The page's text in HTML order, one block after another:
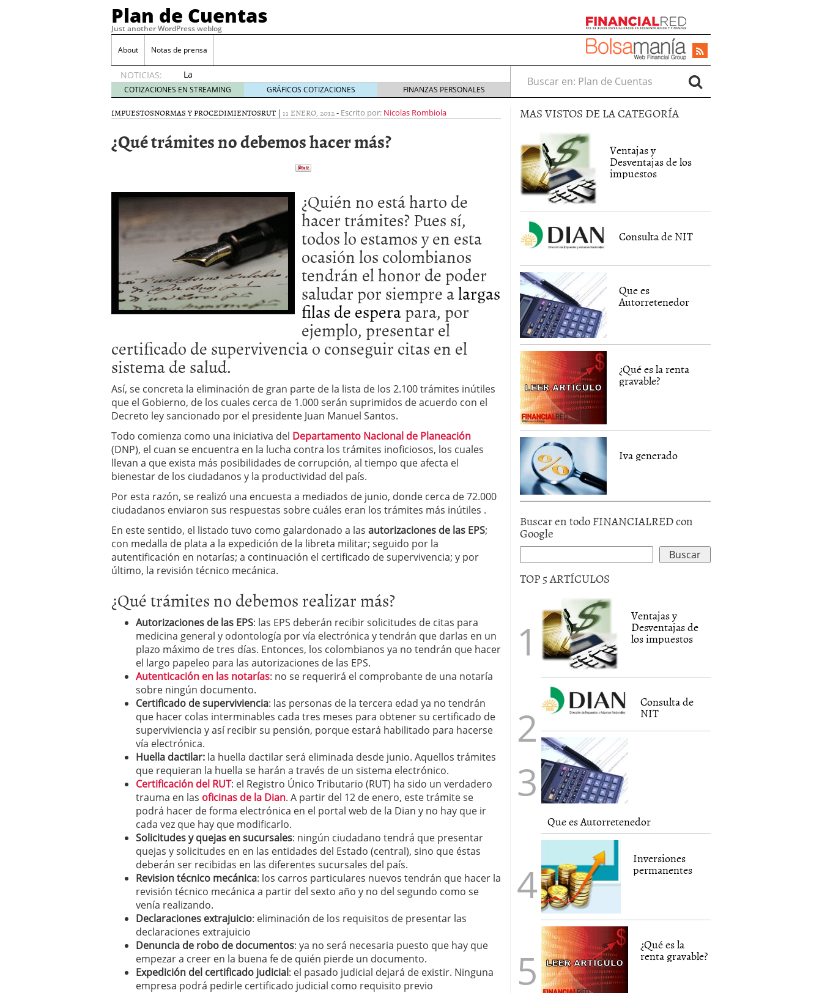
Plan de Cuentas
Just another WordPress weblog
About Notas de prensa
NOTICIAS:
La
elección
del
mejor
es tuya
septiembre
Ventajas de las Tarjetas de Crédito en Colombia
¿Qué es el análisis financiero?
junio 11, 2013
¿Quién debe firmar un acta de asamblea? mayo 30, 2013
COTIZACIONES EN STREAMING GRÁFICOS COTIZACIONES FINANZAS PERSONALES
Buscar en:
IMPUESTOSNORMAS Y PROCEDIMIENTOSRUT | 11 ENERO, 2012- Escrito por: Nicolas Rombiola
¿Qué trámites no debemos hacer más?
¿Quién no está harto de
hacer trámites? Pues sí,
todos lo estamos y en esta
ocasión los colombianos
tendrán el honor de poder
saludar por siempre alargas
filas de esperapara, por
ejemplo, presentar el
certificado de supervivencia o conseguir citas en el
sistema de salud.
Así, se concreta la eliminación de gran parte de la lista de los 2.100 trámites inútiles
que el Gobierno, de los cuales cerca de 1.000 serán suprimidos de acuerdo con el
Decreto ley sancionado por el presidente Juan Manuel Santos.
Todo comienza como una iniciativa del Departamento Nacional de Planeación
(DNP), el cuan se encuentra en la lucha contra los trámites inoficiosos, los cuales
llevan a que exista más posibilidades de corrupción, al tiempo que afecta el
bienestar de los ciudadanos y la productividad del país.
Por esta razón, se realizó una encuesta a mediados de junio, donde cerca de 72.000
ciudadanos enviaron sus respuestas sobre cuáles eran los trámites más inútiles .
En este sentido, el listado tuvo como galardonado a las autorizaciones de las EPS;
con medalla de plata a la expedición de la libreta militar; seguido por la
autentificación en notarías; a continuación el certificado de supervivencia; y por
último, la revisión técnico mecánica.
¿Qué trámites no debemos realizar más?
Autorizaciones de las EPS: las EPS deberán recibir solicitudes de citas para
medicina general y odontología por vía electrónica y tendrán que darlas en un
plazo máximo de tres días. Entonces, los colombianos ya no tendrán que hacer
el largo papeleo para las autorizaciones de las EPS.
Autenticación en las notarías: no se requerirá el comprobante de una notaría
sobre ningún documento.
Certificado de superviviencia: las personas de la tercera edad ya no tendrán
que hacer colas interminables cada tres meses para obtener su certificado de
superviviencia y así recibir su pensión, porque estará habilitado para hacerse
vía electrónica.
Huella dactilar: la huella dactilar será eliminada desde junio. Aquellos trámites
que requieran la huella se harán a través de un sistema electrónico.
Certificación del RUT: el Registro Único Tributario (RUT) ha sido un verdadero
trauma en las oficinas de la Dian. A partir del 12 de enero, este trámite se
podrá hacer de forma electrónica en el portal web de la Dian y no hay que ir
cada vez que hay que modificarlo.
Solicitudes y quejas en sucursales: ningún ciudadano tendrá que presentar
quejas y solicitudes en en las entidades del Estado (central), sino que éstas
deberán ser recibidas en las diferentes sucursales del país.
Revision técnico mecánica: los carros particulares nuevos tendrán que hacer la
revisión técnico mecánica a partir del sexto año y no del segundo como se
venía realizando.
Declaraciones extrajuicio: eliminación de los requisitos de presentar las
declaraciones extrajuicio
Denuncia de robo de documentos: ya no será necesaria puesto que hay que
empezar a creer en la buena fe de quién pierde un documento.
Expedición del certificado judicial: el pasado judicial dejará de existir. Ninguna
empresa podrá pedirle certificado judicial como requisito previo
MAS VISTOS DE LA CATEGORÍA
Ventajas y
Desventajas de los
impuestos
Consulta de NIT
Que es
Autorretenedor
¿Qué es la renta
gravable?
Iva generado
Buscar en todo FINANCIALRED con
Google
TOP 5 ARTÍCULOS
Ventajas y
Desventajas de
los impuestos
Consulta de
NIT
Que es Autorretenedor
Inversiones
permanentes
¿Qué es la
renta gravable?